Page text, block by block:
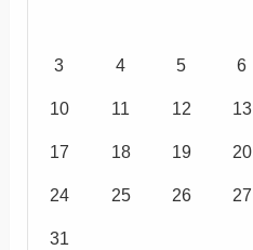
3 4 5 6
10 11 12 13
17 18 19 20
24 25 26 27
31